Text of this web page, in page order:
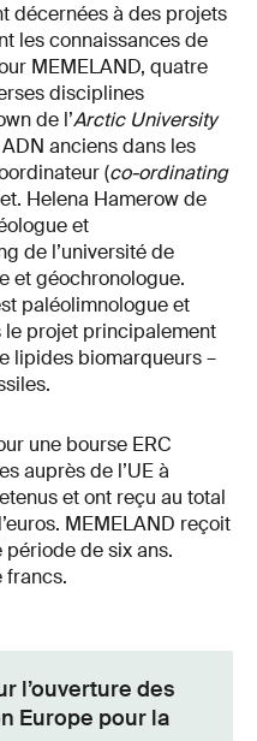
décernées à des projets
les connaissances de
MEMELAND, quatre
disciplines
de l’Arctic University
anciens dans les
(co-ordinating
Helena Hamerow de
et
de l’université de
et géochronologue.
paléolimnologue et
projet principalement
lipides biomarqueurs –
une bourse ERC
auprès de l’UE à
et ont reçu au total
MEMELAND reçoit
période de six ans.
francs.
l’ouverture des
Europe pour la